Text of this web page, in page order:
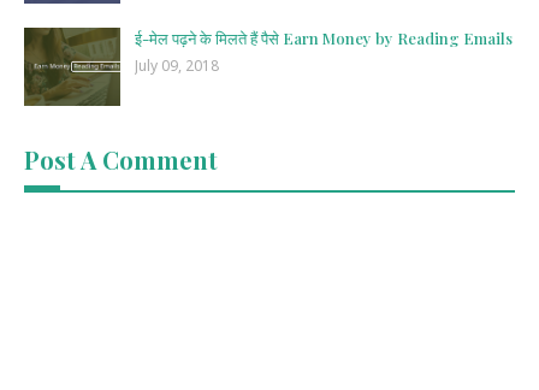
ई-मेल पढ़ने के मिलते हैं पैसे Earn Money by Reading Emails
July 09, 2018
Post A Comment